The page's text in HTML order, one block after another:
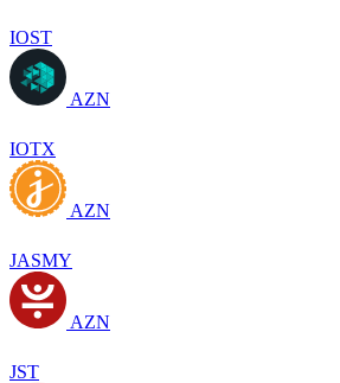
IOST
AZN
IOTX
AZN
JASMY
AZN
JST